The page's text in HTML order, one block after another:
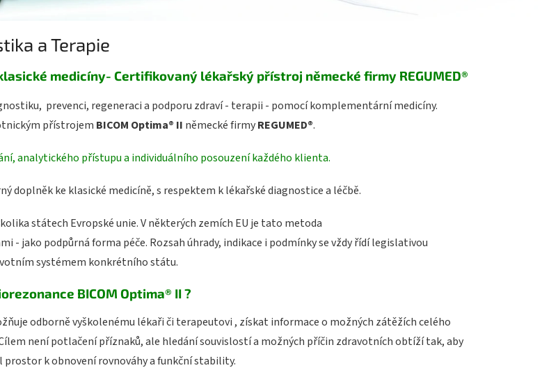
a Terapie
medicíny- Certifikovaný lékařský přístroj německé firmy REGUMED®
prevenci, regeneraci a podporu zdraví - terapii - pomocí komplementární medicíny.
přístrojem BICOM Optima® II německé firmyREGUMED®.
analytického přístupu a individuálního posouzení každého klienta.
doplněk ke klasické medicíně, s respektem k lékařské diagnostice a léčbě.
státech Evropské unie.V některých zemích EU je tato metoda
- jako podpůrná forma péče. Rozsah úhrady, indikace i podmínky se vždy řídí legislativou
systémem konkrétního státu.
BICOM Optima® II ?
odborně vyškolenému lékaři či terapeutovi , získat informace o možných zátěžích celého
není potlačení příznaků, ale hledání souvislostí a možných příčin zdravotních obtíží tak, aby
k obnovení rovnováhy a funkční stability.